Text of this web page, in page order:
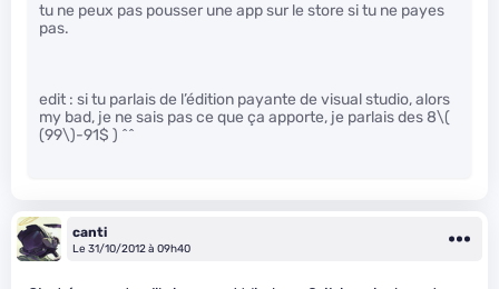
tu ne peux pas pousser une app sur le store si tu ne payes
pas.
edit : si tu parlais de l’édition payante de visual studio, alors
my bad, je ne sais pas ce que ça apporte, je parlais des 8\(
(99\)-91$ ) ^^
canti
Le 31/10/2012 à 09h40